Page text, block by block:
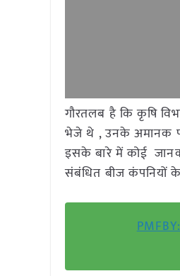
गौरतलब है कि कृषि
भेजे थे , उनके अमानक
इसके बारे में कोई
संबंधित बीज कंपनियों